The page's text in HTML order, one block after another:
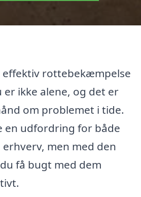
rottebekæmpelse
er ikke alene, og det er
om problemet i tide.
en udfordring for både
men med den
få bugt med dem